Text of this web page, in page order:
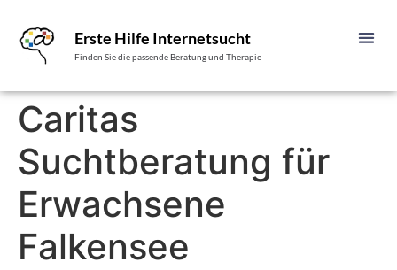
Erste Hilfe Internetsucht
Finden Sie die passende Beratung und Therapie
Caritas
Suchtberatung für
Erwachsene
Falkensee